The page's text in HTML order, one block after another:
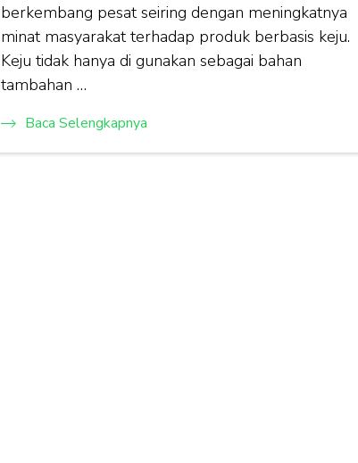
berkembang pesat seiring dengan meningkatnya
minat masyarakat terhadap produk berbasis keju.
Keju tidak hanya di gunakan sebagai bahan
tambahan …
Baca Selengkapnya